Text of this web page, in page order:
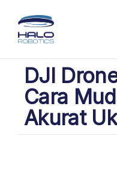
DJI
Cara
Akurat